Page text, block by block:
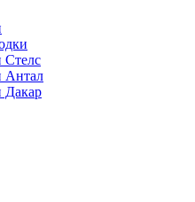
Стелс
Антал
Дакар